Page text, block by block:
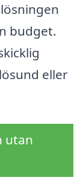
budget.
eller
utan